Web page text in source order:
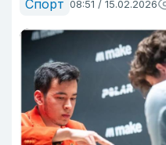
Спорт 08:51 / 15.02.2026